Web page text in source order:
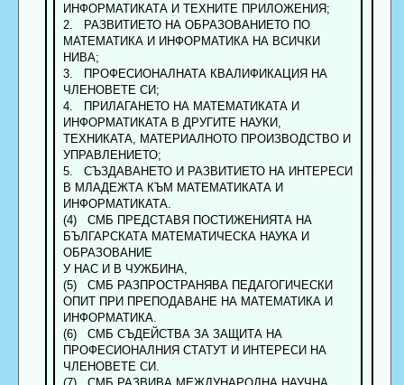
ИНФОРМАТИКАТА И ТЕХНИТЕ ПРИЛОЖЕНИЯ;
2. РАЗВИТИЕТО НА ОБРАЗОВАНИЕТО ПО
МАТЕМАТИКА И ИНФОРМАТИКА НА ВСИЧКИ
НИВА;
3. ПРОФЕСИОНАЛНАТА КВАЛИФИКАЦИЯ НА
ЧЛЕНОВЕТЕ СИ;
4. ПРИЛАГАНЕТО НА МАТЕМАТИКАТА И
ИНФОРМАТИКАТА В ДРУГИТЕ НАУКИ,
ТЕХНИКАТА, МАТЕРИАЛНОТО ПРОИЗВОДСТВО И
УПРАВЛЕНИЕТО;
5. СЪЗДАВАНЕТО И РАЗВИТИЕТО НА ИНТЕРЕСИ
В МЛАДЕЖТА КЪМ МАТЕМАТИКАТА И
ИНФОРМАТИКАТА.
(4) СМБ ПРЕДСТАВЯ ПОСТИЖЕНИЯТА НА
БЪЛГАРСКАТА МАТЕМАТИЧЕСКА НАУКА И
ОБРАЗОВАНИЕ
У НАС И В ЧУЖБИНА,
(5) СМБ РАЗПРОСТРАНЯВА ПЕДАГОГИЧЕСКИ
ОПИТ ПРИ ПРЕПОДАВАНЕ НА МАТЕМАТИКА И
ИНФОРМАТИКА.
(6) СМБ СЪДЕЙСТВА ЗА ЗАЩИТА НА
ПРОФЕСИОНАЛНИЯ СТАТУТ И ИНТЕРЕСИ НА
ЧЛЕНОВЕТЕ СИ.